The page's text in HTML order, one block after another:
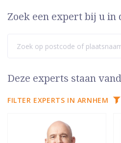
Zoek een expert bij u in
Deze experts staan
FILTER EXPERTS IN ARNHEM